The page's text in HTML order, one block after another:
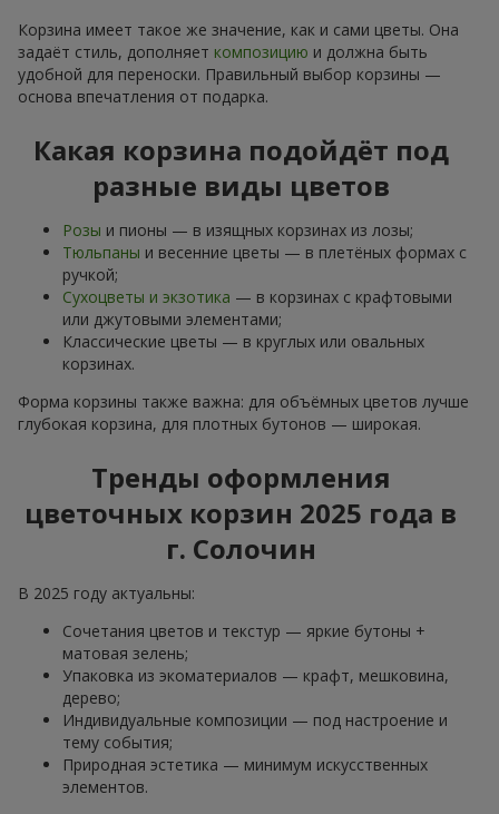
Корзина имеет такое же значение, как и сами цветы. Она
задаёт стиль, дополняет композицию и должна быть
удобной для переноски. Правильный выбор корзины —
основа впечатления от подарка.
Какая корзина подойдёт под
разные виды цветов
Розы и пионы — в изящных корзинах из лозы;
Тюльпаны и весенние цветы — в плетёных формах с
ручкой;
Сухоцветы и экзотика — в корзинах с крафтовыми
или джутовыми элементами;
Классические цветы — в круглых или овальных
корзинах.
Форма корзины также важна: для объёмных цветов лучше
глубокая корзина, для плотных бутонов — широкая.
Тренды оформления
цветочных корзин 2025 года в
г. Солочин
В 2025 году актуальны:
Сочетания цветов и текстур — яркие бутоны +
матовая зелень;
Упаковка из экоматериалов — крафт, мешковина,
дерево;
Индивидуальные композиции — под настроение и
тему события;
Природная эстетика — минимум искусственных
элементов.